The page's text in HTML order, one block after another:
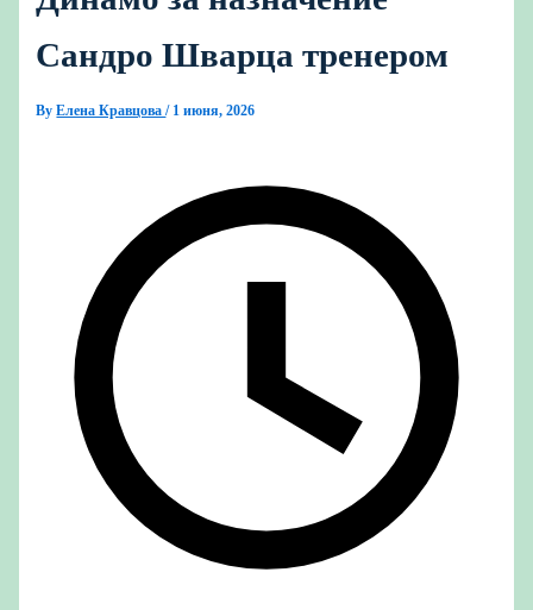
Сандро Шварца тренером
ByЕлена Кравцова/ 1 июня, 2026